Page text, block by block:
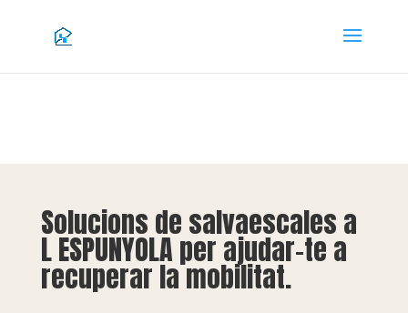
Solucions de salvaescales a
L ESPUNYOLA per ajudar-te a
recuperar la mobilitat.